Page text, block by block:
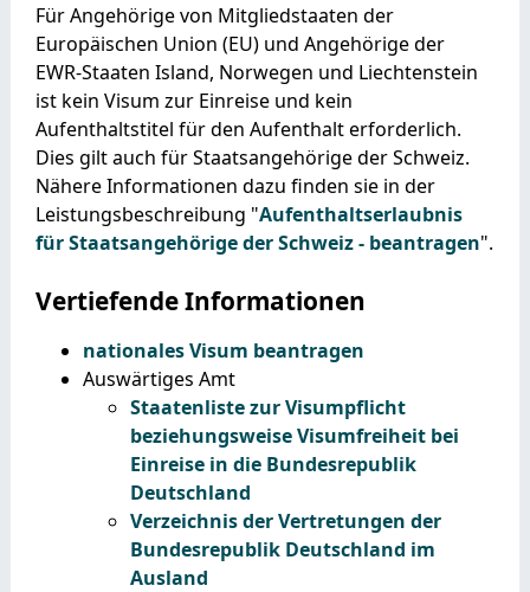
Für Angehörige von Mitgliedstaaten der
Europäischen Union (EU) und Angehörige der
EWR-Staaten Island, Norwegen und Liechtenstein
ist kein Visum zur Einreise und kein
Aufenthaltstitel für den Aufenthalt erforderlich.
Dies gilt auch für Staatsangehörige der Schweiz.
Nähere Informationen dazu finden sie in der
Leistungsbeschreibung "Aufenthaltserlaubnis
für Staatsangehörige der Schweiz - beantragen".
Vertiefende Informationen
nationales Visum beantragen
Auswärtiges Amt
Staatenliste zur Visumpflicht
beziehungsweise Visumfreiheit bei
Einreise in die Bundesrepublik
Deutschland
Verzeichnis der Vertretungen der
Bundesrepublik Deutschland im
Ausland